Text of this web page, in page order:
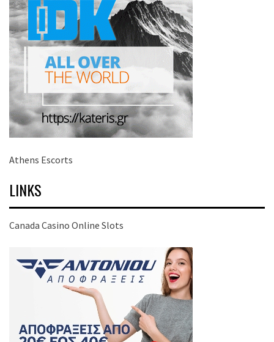
Athens Escorts
LINKS
Canada Casino Online Slots